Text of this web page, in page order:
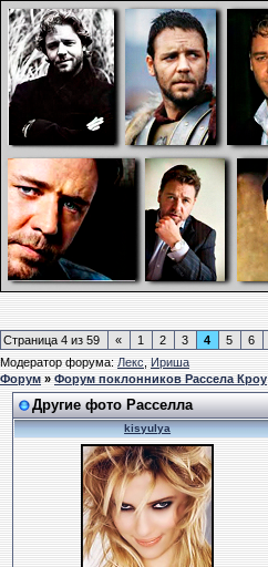
Страница 4 из 59 « 1 2 3 4 5 6
Модератор форума:Лекс,Ириша
Форум»Форум поклонников Рассела Кроу
Другие фото Расселла
kisyulya